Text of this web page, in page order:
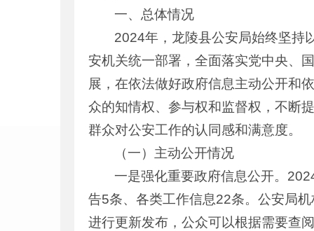
一、总体情况
2024年，龙陵县公安局始终坚持
安机关统一部署，全面落实党中央、
展，在依法做好政府信息主动公开和
众的知情权、参与权和监督权，不断
群众对公安工作的认同感和满意度。
（一）主动公开情况
一是强化重要政府信息公开。
告5条、各类工作信息22条。公安局
进行更新发布，公众可以根据需要查